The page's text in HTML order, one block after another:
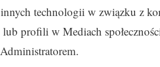
technologii w związku z
profili w Mediach